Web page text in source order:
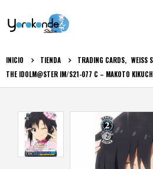
INICIO TIENDA TRADING CARDS, WEISS
THE IDOLM@STER IM/S21-077 C – MAKOTO